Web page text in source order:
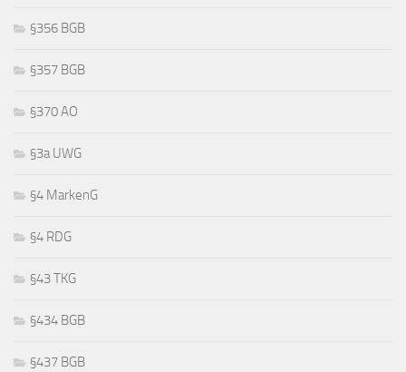
§356 BGB
§357 BGB
§370 AO
§3a UWG
§4 MarkenG
§4 RDG
§43 TKG
§434 BGB
§437 BGB